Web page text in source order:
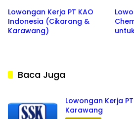
Lowongan Kerja PT KAO
Indonesia (Cikarang &
Karawang)
Baca Juga
Lowongan Kerja
Karawang